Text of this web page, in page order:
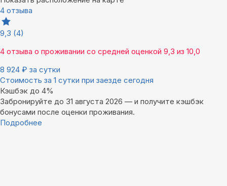
4 отзыва
9,3 (4)
4 отзыва о проживании со средней оценкой 9,3 из 10,0
8 924 ₽ за сутки
Стоимость за 1 сутки при заезде сегодня
Кэшбэк до 4%
Забронируйте до 31 августа 2026 — и получите кэшбэк
бонусами после оценки проживания.
Подробнее